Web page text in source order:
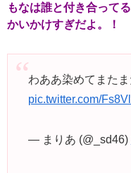
もなは誰と付き合って
かいかけすぎだよ。！
わああ染めてまた
pic.twitter.com/
— まりあ (@_sd46)